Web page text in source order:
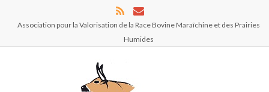
Association pour la Valorisation de la Race Bovine Maraîchine et des Prairies
Humides